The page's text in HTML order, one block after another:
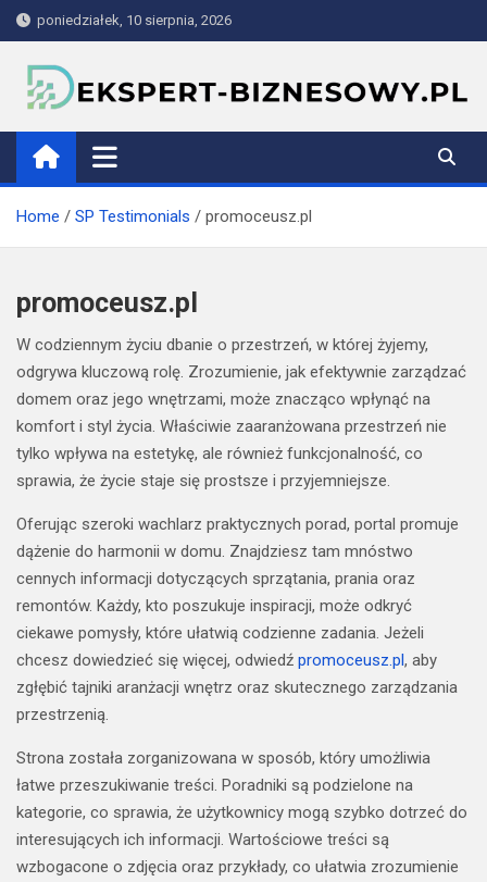
Skip
to
content
poniedziałek, 10 sierpnia, 2026
ekspert-biznesowy.pl
Home SP Testimonials promoceusz.pl
promoceusz.pl
W codziennym życiu dbanie o przestrzeń, w której żyjemy,
odgrywa kluczową rolę. Zrozumienie, jak efektywnie zarządzać
domem oraz jego wnętrzami, może znacząco wpłynąć na
komfort i styl życia. Właściwie zaaranżowana przestrzeń nie
tylko wpływa na estetykę, ale również funkcjonalność, co
sprawia, że życie staje się prostsze i przyjemniejsze.
Oferując szeroki wachlarz praktycznych porad, portal promuje
dążenie do harmonii w domu. Znajdziesz tam mnóstwo
cennych informacji dotyczących sprzątania, prania oraz
remontów. Każdy, kto poszukuje inspiracji, może odkryć
ciekawe pomysły, które ułatwią codzienne zadania. Jeżeli
chcesz dowiedzieć się więcej, odwiedź promoceusz.pl, aby
zgłębić tajniki aranżacji wnętrz oraz skutecznego zarządzania
przestrzenią.
Strona została zorganizowana w sposób, który umożliwia
łatwe przeszukiwanie treści. Poradniki są podzielone na
kategorie, co sprawia, że użytkownicy mogą szybko dotrzeć do
interesujących ich informacji. Wartościowe treści są
wzbogacone o zdjęcia oraz przykłady, co ułatwia zrozumienie